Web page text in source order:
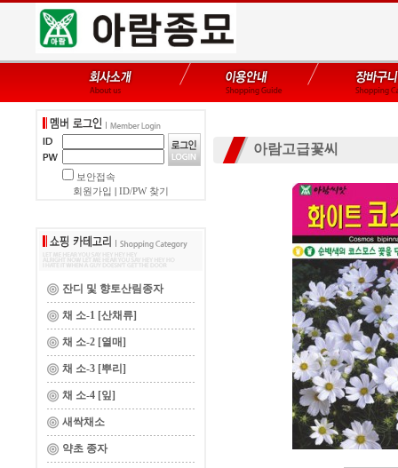
보안접속
회원가입
ID/PW 찾기
잔디 및 향토산림종자
채 소-1 [산채류]
채 소-2 [열매]
채 소-3 [뿌리]
채 소-4 [잎]
새싹채소
약초 종자
아람고급꽃씨